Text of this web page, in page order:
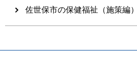
佐世保市の保健福祉（施策編）